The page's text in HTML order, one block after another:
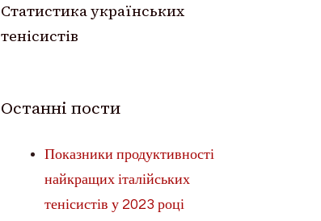
Статистика українських
тенісистів
Останні пости
Показники продуктивності
найкращих італійських
тенісистів у 2023 році